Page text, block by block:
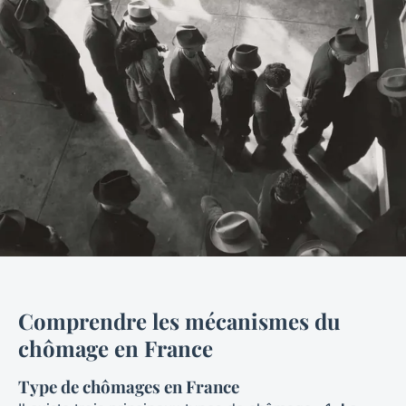
Comprendre les mécanismes du
chômage en France
Type de chômages en France